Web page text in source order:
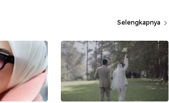
Selengkapnya